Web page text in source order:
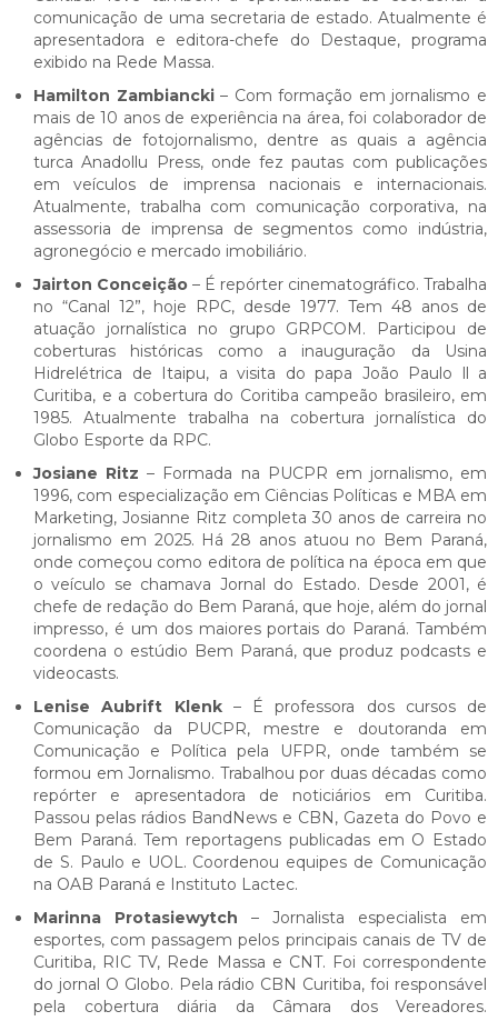
comunicação de uma secretaria de estado. Atualmente é
apresentadora e editora-chefe do Destaque, programa
exibido na Rede Massa.
Hamilton Zambiancki– Com formação em jornalismo e
mais de 10 anos de experiência na área, foi colaborador de
agências de fotojornalismo, dentre as quais a agência
turca Anadollu Press, onde fez pautas com publicações
em veículos de imprensa nacionais e internacionais.
Atualmente, trabalha com comunicação corporativa, na
assessoria de imprensa de segmentos como indústria,
agronegócio e mercado imobiliário.
Jairton Conceição – É repórter cinematográfico. Trabalha
no “Canal 12”, hoje RPC, desde 1977. Tem 48 anos de
atuação jornalística no grupo GRPCOM. Participou de
coberturas históricas como a inauguração da Usina
Hidrelétrica de Itaipu, a visita do papa João Paulo ll a
Curitiba, e a cobertura do Coritiba campeão brasileiro, em
1985. Atualmente trabalha na cobertura jornalística do
Globo Esporte da RPC.
Josiane Ritz – Formada na PUCPR em jornalismo, em
1996, com especialização em Ciências Políticas e MBA em
Marketing, Josianne Ritz completa 30 anos de carreira no
jornalismo em 2025. Há 28 anos atuou no Bem Paraná,
onde começou como editora de política na época em que
o veículo se chamava Jornal do Estado. Desde 2001, é
chefe de redação do Bem Paraná, que hoje, além do jornal
impresso, é um dos maiores portais do Paraná. Também
coordena o estúdio Bem Paraná, que produz podcasts e
videocasts.
Lenise Aubrift Klenk– É professora dos cursos de
Comunicação da PUCPR, mestre e doutoranda em
Comunicação e Política pela UFPR, onde também se
formou em Jornalismo. Trabalhou por duas décadas como
repórter e apresentadora de noticiários em Curitiba.
Passou pelas rádios BandNews e CBN, Gazeta do Povo e
Bem Paraná. Tem reportagens publicadas em O Estado
de S. Paulo e UOL. Coordenou equipes de Comunicação
na OAB Paraná e Instituto Lactec.
Marinna Protasiewytch – Jornalista especialista em
esportes, com passagem pelos principais canais de TV de
Curitiba, RIC TV, Rede Massa e CNT. Foi correspondente
do jornal O Globo. Pela rádio CBN Curitiba, foi responsável
pela cobertura diária da Câmara dos Vereadores.